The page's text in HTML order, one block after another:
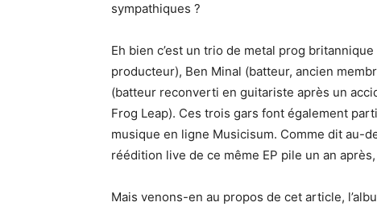
sympathiques ?
Eh bien c’est un trio de metal prog
producteur), Ben Minal (batteur, ancien
(batteur reconverti en guitariste après un
Frog Leap). Ces trois gars font également
musique en ligne Musicisum. Comme dit au-
réédition live de ce même EP pile un an
Mais venons-en au propos de cet article,